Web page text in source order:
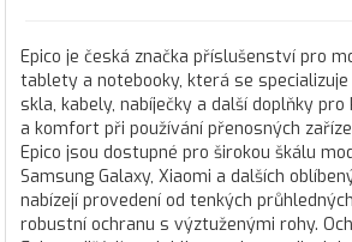
Epico je česká značka příslušenství pro
tablety a notebooky, která se
skla, kabely, nabíječky a další doplňky pro
a komfort při používání přenosných
Epico jsou dostupné pro širokou škálu
Samsung Galaxy, Xiaomi a dalších
nabízejí provedení od tenkých
robustní ochranu s výztuženými rohy.